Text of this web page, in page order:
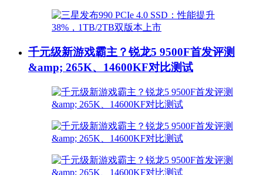
千元级新游戏霸主？锐龙5 9500F首发评测
&amp; 265K、14600KF对比测试